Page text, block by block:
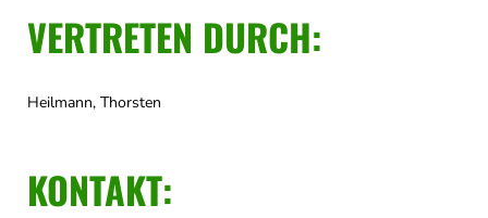
VERTRETEN DURCH:
Heilmann, Thorsten
KONTAKT: